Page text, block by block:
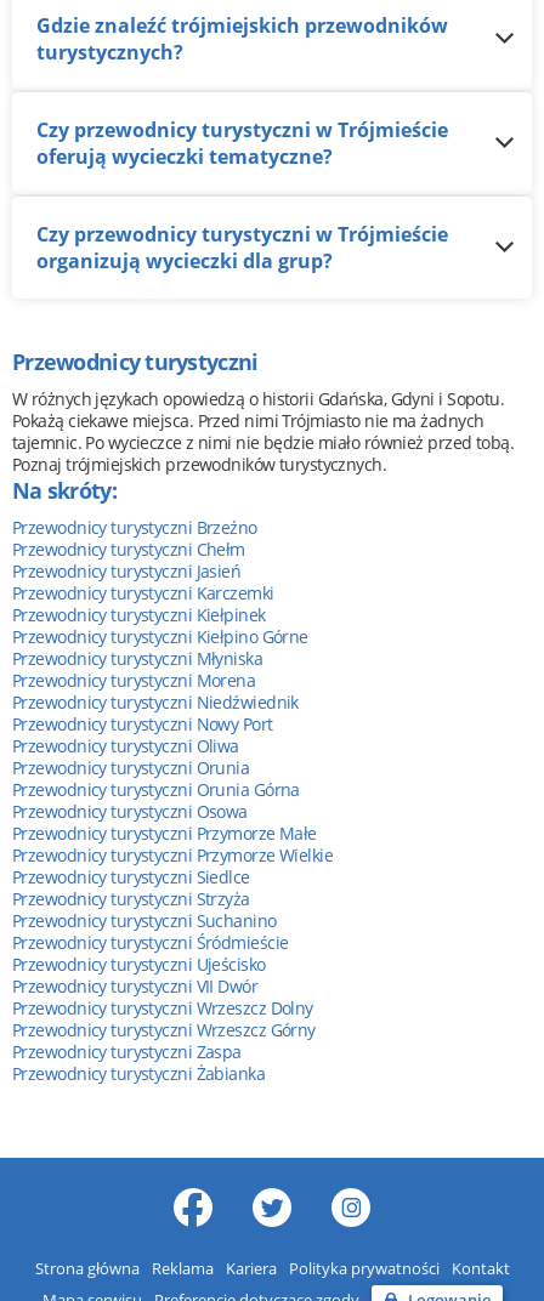
Gdzie znaleźć trójmiejskich przewodników
turystycznych?
Czy przewodnicy turystyczni w Trójmieście
oferują wycieczki tematyczne?
Czy przewodnicy turystyczni w Trójmieście
organizują wycieczki dla grup?
Przewodnicy turystyczni
W różnych językach opowiedzą o historii Gdańska, Gdyni i Sopotu.
Pokażą ciekawe miejsca. Przed nimi Trójmiasto nie ma żadnych
tajemnic. Po wycieczce z nimi nie będzie miało również przed tobą.
Poznaj trójmiejskich przewodników turystycznych.
Na skróty:
Przewodnicy turystyczni Brzeźno
Przewodnicy turystyczni Chełm
Przewodnicy turystyczni Jasień
Przewodnicy turystyczni Karczemki
Przewodnicy turystyczni Kiełpinek
Przewodnicy turystyczni Kiełpino Górne
Przewodnicy turystyczni Młyniska
Przewodnicy turystyczni Morena
Przewodnicy turystyczni Niedźwiednik
Przewodnicy turystyczni Nowy Port
Przewodnicy turystyczni Oliwa
Przewodnicy turystyczni Orunia
Przewodnicy turystyczni Orunia Górna
Przewodnicy turystyczni Osowa
Przewodnicy turystyczni Przymorze Małe
Przewodnicy turystyczni Przymorze Wielkie
Przewodnicy turystyczni Siedlce
Przewodnicy turystyczni Strzyża
Przewodnicy turystyczni Suchanino
Przewodnicy turystyczni Śródmieście
Przewodnicy turystyczni Ujeścisko
Przewodnicy turystyczni VII Dwór
Przewodnicy turystyczni Wrzeszcz Dolny
Przewodnicy turystyczni Wrzeszcz Górny
Przewodnicy turystyczni Zaspa
Przewodnicy turystyczni Żabianka
Strona główna Reklama Kariera Polityka prywatności
Kontakt